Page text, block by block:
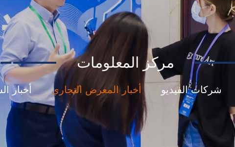
مركز المعلومات
أخبار أخبار المعرض التجاري شركات الفيديو